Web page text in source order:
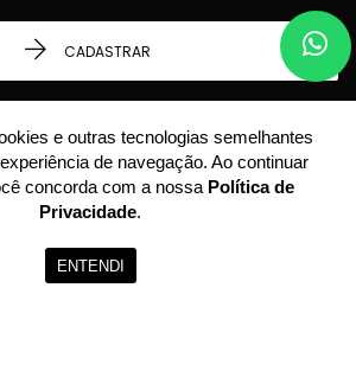
CADASTRAR
-22.339.969/0001-24 -
Reservados.
e outras tecnologias semelhantes
de navegação. Ao continuar
concorda com a nossa Política de
Privacidade.
ENTENDI